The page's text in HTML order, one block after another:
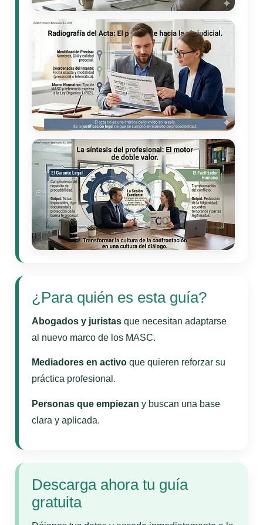
¿Para quién es esta guía?
Abogados y juristas que necesitan adaptarse
al nuevo marco de los MASC.
Mediadores en activo que quieren reforzar su
práctica profesional.
Personas que empiezan y buscan una base
clara y aplicada.
Descarga ahora tu guía
gratuita